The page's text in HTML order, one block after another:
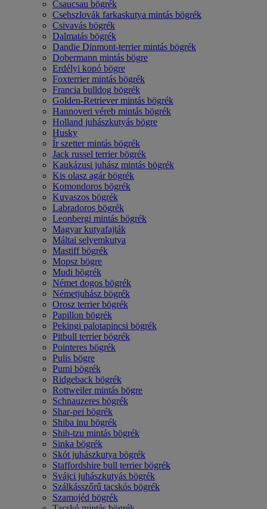
Csaucsau bögrék
Csehszlovák farkaskutya mintás bögrék
Csivavás bögrék
Dalmatás bögrék
Dandie Dinmont-terrier mintás bögrék
Dobermann mintás bögre
Erdélyi kopó bögre
Foxterrier mintás bögrék
Francia bulldog bögrék
Golden-Retriever mintás bögrék
Hannoveri véreb mintás bögrék
Holland juhászkutyás bögre
Husky
Ír szetter mintás bögrék
Jack russel terrier bögrék
Kaukázusi juhász mintás bögrék
Kis olasz agár bögrék
Komondoros bögrék
Kuvaszos bögrék
Labradoros bögrék
Leonbergi mintás bögrék
Magyar kutyafajták
Máltai selyemkutya
Mastiff bögrék
Mopsz bögre
Mudi bögrék
Német dogos bögrék
Németjuhász bögrék
Orosz terrier bögrék
Papillon bögrék
Pekingi palotapincsi bögrék
Pitbull terrier bögrék
Pointeres bögrék
Pulis bögre
Pumi bögrék
Ridgeback bögrék
Rottweiler mintás bögre
Schnauzeres bögrék
Shar-pei bögrék
Shiba inu bögrék
Shih-tzu mintás bögrék
Sinka bögrék
Skót juhászkutya bögrék
Staffordshire bull terrier bögrék
Svájci juhászkutyás bögrék
Szálkásszőrű tacskós bögrék
Szamojéd bögrék